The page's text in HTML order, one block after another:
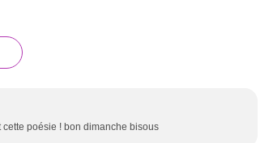
poésie ! bon dimanche bisous